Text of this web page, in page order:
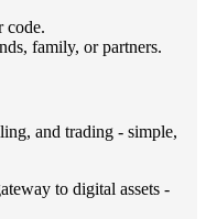
code.
family, or partners.
and trading - simple,
to digital assets -